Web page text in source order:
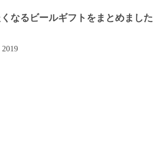
なるビールギフトをまとめました